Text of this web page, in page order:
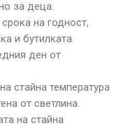
за деца.
на годност,
и бутилката.
ден от
стайна температура
от светлина.
на стайна